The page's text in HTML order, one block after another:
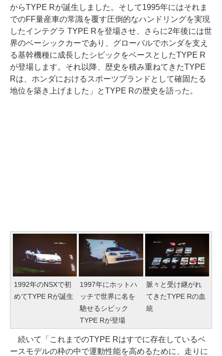
からTYPE Rが誕生しました。そして1995年にはそれま
でのFF量産車の常識を覆す圧倒的なハンドリングを実現
したインテグラ TYPE Rを登場させ、さらに2年後には世
界のベーシックカーであり、グローバルでホンダを支え
る基幹機種に成長したシビックをベースとしたTYPE R
が登場します。それ以降、歴史を積み重ねてきたTYPE
Rは、ホンダにおけるスポーツブランドとして確固たる
地位を築き上げました」とTYPE Rの歴史を語った。
1992年のNSXで初
めてTYPE Rが誕生
1997年にホットハ
ッチで世界に名を
馳せるシビック
TYPE Rが登場
脈々と受け継がれ
てきたTYPE Rの血
統
続いて「これまでのTYPE Rはすでに存在しているベ
ースモデルの枠の中で運動性能を高めるために、走りに